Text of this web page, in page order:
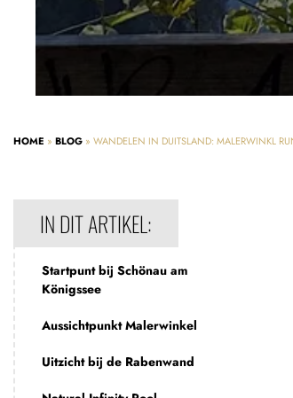
HOME » BLOG » WANDELEN IN DUITSLAND: MALERWINKL
IN DIT ARTIKEL:
Startpunt bij Schönau am
Königssee
Aussichtpunkt Malerwinkel
Uitzicht bij de Rabenwand